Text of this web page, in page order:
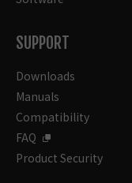
SUPPORT
Downloads
Manuals
Compatibility
FAQ
Product Security